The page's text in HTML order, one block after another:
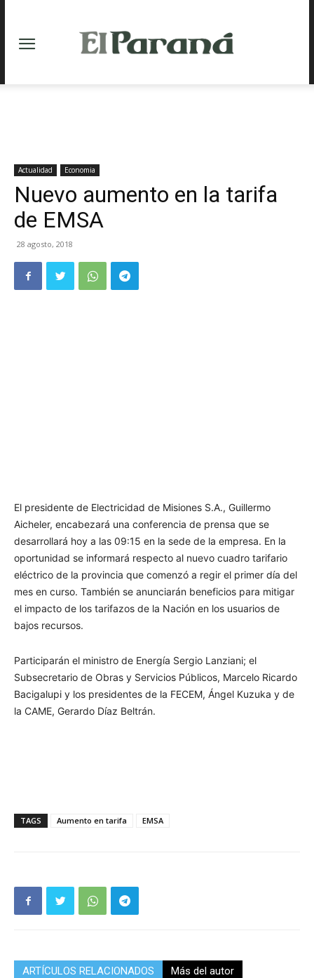
Actualidad Economia
Nuevo aumento en la tarifa
de EMSA
28 agosto, 2018
El presidente de Electricidad de Misiones S.A., Guillermo
Aicheler, encabezará una conferencia de prensa que se
desarrollará hoy a las 09:15 en la sede de la empresa. En la
oportunidad se informará respecto al nuevo cuadro tarifario
eléctrico de la provincia que comenzó a regir el primer día del
mes en curso. También se anunciarán beneficios para mitigar
el impacto de los tarifazos de la Nación en los usuarios de
bajos recursos.
Participarán el ministro de Energía Sergio Lanziani; el
Subsecretario de Obras y Servicios Públicos, Marcelo Ricardo
Bacigalupi y los presidentes de la FECEM, Ángel Kuzuka y de
la CAME, Gerardo Díaz Beltrán.
TAGS Aumento en tarifa EMSA
ARTÍCULOS RELACIONADOS Más del autor